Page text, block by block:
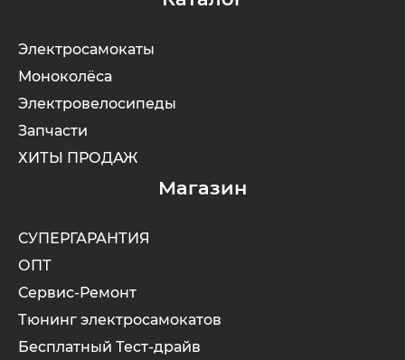
Электросамокаты
Моноколёса
Электровелосипеды
Запчасти
ХИТЫ ПРОДАЖ
Магазин
СУПЕРГАРАНТИЯ
ОПТ
Сервис-Ремонт
Тюнинг электросамокатов
Бесплатный Тест-драйв